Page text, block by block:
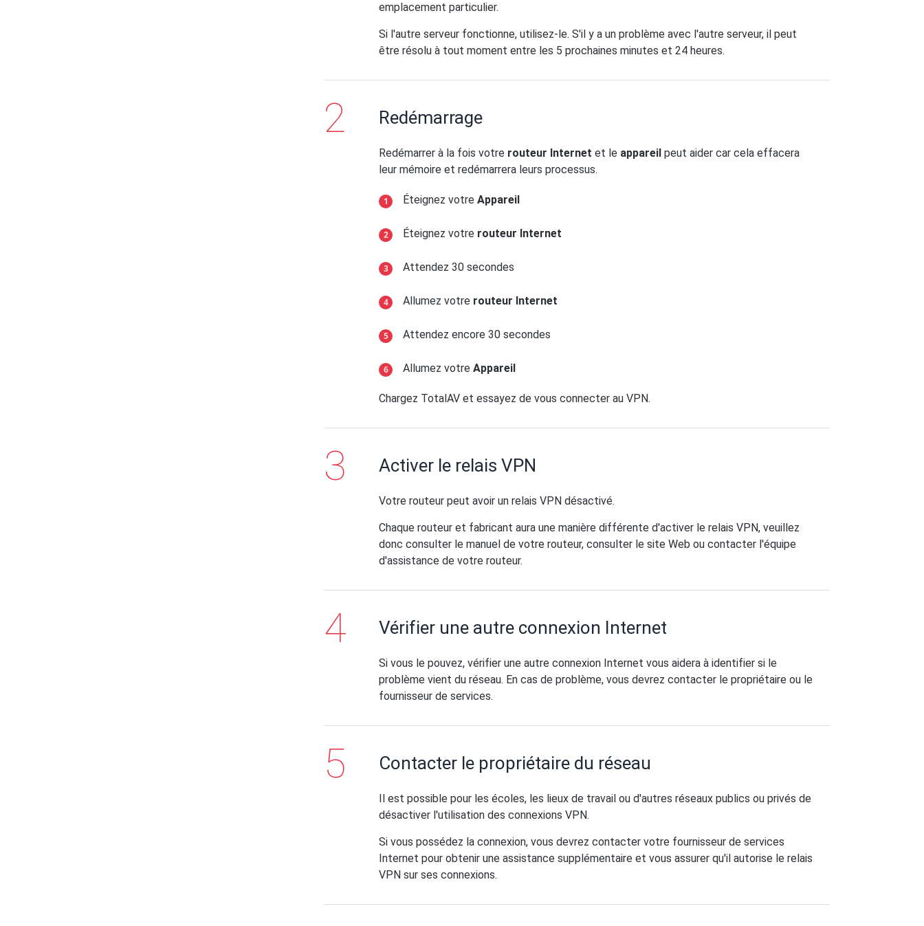
emplacement particulier.
Si l'autre serveur fonctionne, utilisez-le. S'il y a un problème avec l'autre serveur, il peut
être résolu à tout moment entre les 5 prochaines minutes et 24 heures.
Redémarrage
Redémarrer à la fois votre routeur Internet et le appareil peut aider car cela effacera
leur mémoire et redémarrera leurs processus.
Éteignez votreAppareil
Éteignez votre routeur Internet
Attendez 30 secondes
Allumez votre routeur Internet
Attendez encore 30 secondes
Allumez votreAppareil
Chargez TotalAV et essayez de vous connecter au VPN.
Activer le relais VPN
Votre routeur peut avoir un relais VPN désactivé.
Chaque routeur et fabricant aura une manière différente d'activer le relais VPN, veuillez
donc consulter le manuel de votre routeur, consulter le site Web ou contacter l'équipe
d'assistance de votre routeur.
Vérifier une autre connexion Internet
Si vous le pouvez, vérifier une autre connexion Internet vous aidera à identifier si le
problème vient du réseau. En cas de problème, vous devrez contacter le propriétaire ou le
fournisseur de services.
Contacter le propriétaire du réseau
Il est possible pour les écoles, les lieux de travail ou d'autres réseaux publics ou privés de
désactiver l'utilisation des connexions VPN.
Si vous possédez la connexion, vous devrez contacter votre fournisseur de services
Internet pour obtenir une assistance supplémentaire et vous assurer qu'il autorise le relais
VPN sur ses connexions.